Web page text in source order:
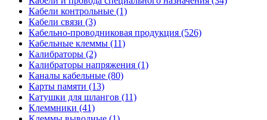
Кабели контрольные (1)
Кабели связи (3)
Кабельно-проводниковая продукция (526)
Кабельные клеммы (11)
Калибраторы (2)
Калибраторы напряжения (1)
Каналы кабельные (80)
Карты памяти (13)
Катушки для шлангов (11)
Клеммники (41)